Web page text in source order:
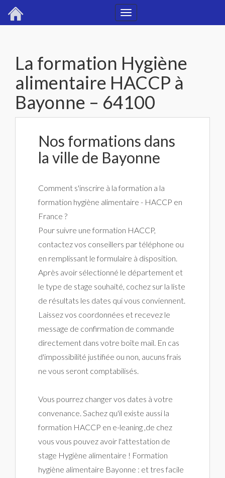
Toggle
La formation Hygiène
alimentaire HACCP à
Bayonne – 64100
Nos formations dans
la ville de Bayonne
Comment s'inscrire à la formation a la
formation hygiène alimentaire - HACCP en
France ?
Pour suivre une formation HACCP,
contactez vos conseillers par téléphone ou
en remplissant le formulaire à disposition.
Après avoir sélectionné le département et
le type de stage souhaité, cochez sur la liste
de résultats les dates qui vous conviennent.
Laissez vos coordonnées et recevez le
message de confirmation de commande
directement dans votre boîte mail. En cas
d'impossibilité justifiée ou non, aucuns frais
ne vous seront comptabilisés.
Vous pourrez changer vos dates à votre
convenance. Sachez qu'il existe aussi la
formation HACCP en e-leaning ,de chez
vous vous pouvez avoir l'attestation de
stage Hygiène alimentaire ! Formation
hygiène alimentaire Bayonne : et tres facile